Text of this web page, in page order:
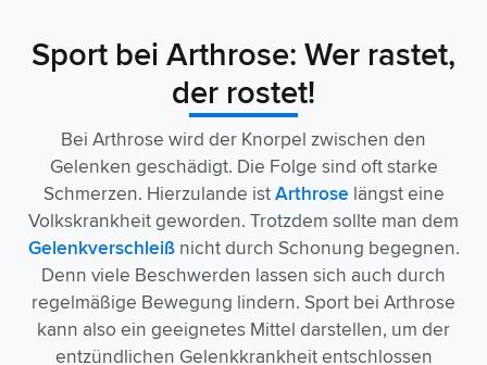
Sport bei Arthrose: Wer rastet,
der rostet!
Bei Arthrose wird der Knorpel zwischen den
Gelenken geschädigt. Die Folge sind oft starke
Schmerzen. Hierzulande istArthrose längst eine
Volkskrankheit geworden. Trotzdem sollte man dem
Gelenkverschleißnicht durch Schonung begegnen.
Denn viele Beschwerden lassen sich auch durch
regelmäßige Bewegung lindern. Sport bei Arthrose
kann also ein geeignetes Mittel darstellen, um der
entzündlichen Gelenkkrankheit entschlossen